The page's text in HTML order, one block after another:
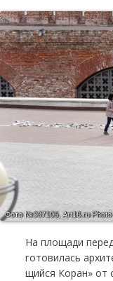
Фото №307106.Art16.ru Photo
На площади
готовилась
щий­ся Ко­ран» от